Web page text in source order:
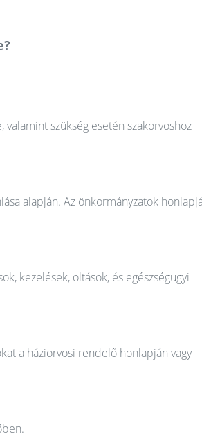
valamint szükség esetén szakorvoshoz
alapján. Az önkormányzatok
kezelések, oltások, és egészségügyi
a háziorvosi rendelő honlapján vagy